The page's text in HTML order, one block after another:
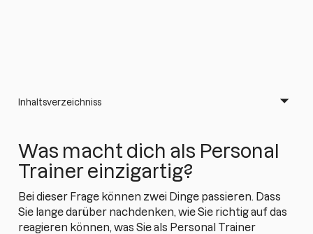
Inhaltsverzeichniss
Was macht dich als Personal
Trainer einzigartig?
Bei dieser Frage können zwei Dinge passieren. Dass
Sie lange darüber nachdenken, wie Sie richtig auf das
reagieren können, was Sie als Personal Trainer